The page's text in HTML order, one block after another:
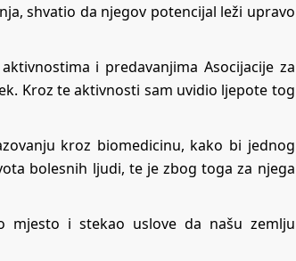
shvatio da njegov potencijal leži upravo
i predavanjima Asocijacije za
Kroz te aktivnosti sam uvidio ljepote tog
kroz biomedicinu, kako bi jednog
bolesnih ljudi, te je zbog toga za njega
mjesto i stekao uslove da našu zemlju